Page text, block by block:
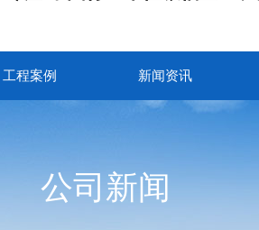
工程案例 新闻资讯
公司新闻